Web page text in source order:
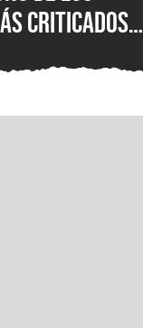
criticados
polémicos
los